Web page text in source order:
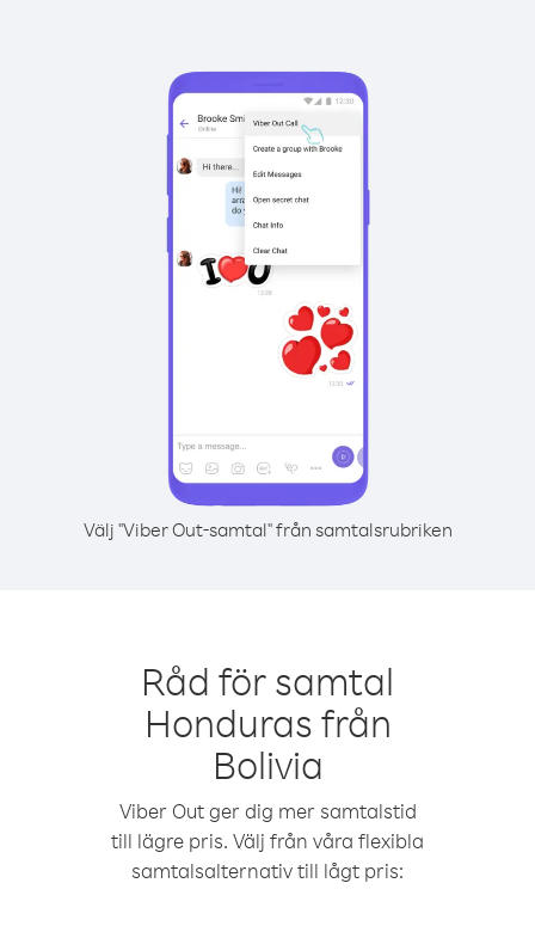
Välj "Viber Out-samtal" från samtalsrubriken
Råd för samtal
Honduras från
Bolivia
Viber Out ger dig mer samtalstid
till lägre pris. Välj från våra flexibla
samtalsalternativ till lågt pris: